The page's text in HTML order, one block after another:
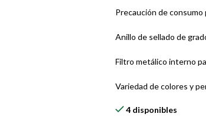
Precaución de consumo
Anillo de sellado de
Filtro metálico interno
Variedad de colores y
4 disponibles